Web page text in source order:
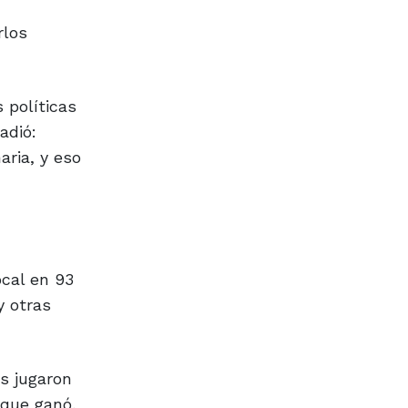
políticas
y eso
en 93
otras
jugaron
ganó,